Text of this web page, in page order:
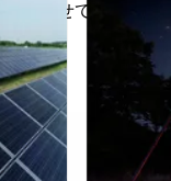
合わせて進化する
を